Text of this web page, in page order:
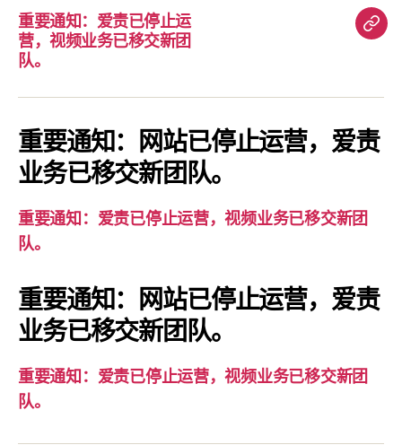
重要通知：爱责已停止运
营，视频业务已移交新团
队。
重
知：
爱
责
视
重要通知：网站已停止运营，爱责
业务已移交新团队。
重要通知：爱责已停止运营，视频业务已移交新团
队。
重要通知：网站已停止运营，爱责
业务已移交新团队。
重要通知：爱责已停止运营，视频业务已移交新团
队。